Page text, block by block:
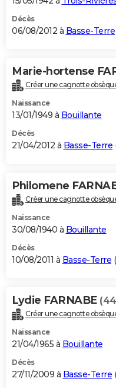
Décès
06/08/2012 à Basse-Terre
Marie-hortense
Créer une cagnotte
Naissance
13/01/1949 à Bouillante
Décès
21/04/2012 à Basse-Terre
Philomene
Créer une cagnotte
Naissance
30/08/1940 à Bouillante
Décès
10/08/2011 à Basse-Terre (
Lydie FARNABE
Créer une cagnotte
Naissance
21/04/1965 à Bouillante
Décès
27/11/2009 à Basse-Terre (